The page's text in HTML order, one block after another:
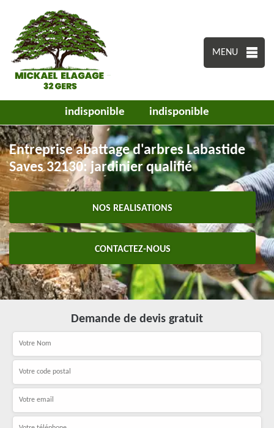
MENU
indisponible indisponible
Entreprise abattage d'arbres Labastide
Saves 32130: jardinier qualifié
NOS REALISATIONS
CONTACTEZ-NOUS
Demande de devis gratuit